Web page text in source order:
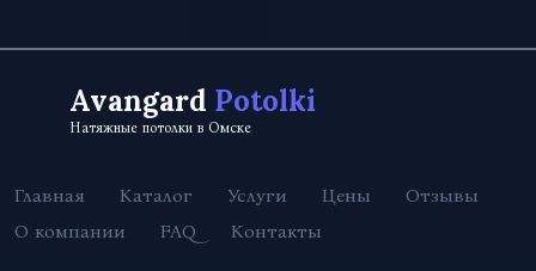
Avangard Potolki
Натяжные потолки в Омске
Главная Каталог Услуги Цены
Отзывы
О компании
FAQ Контакты